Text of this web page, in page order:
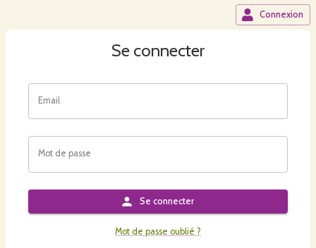
Connexion
Se connecter
Email
Mot de passe
Se connecter
Mot de passe oublié ?